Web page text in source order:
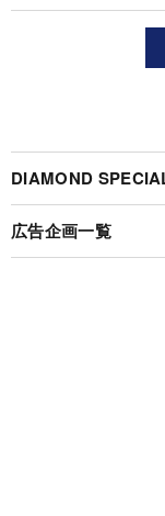
DIAMOND
広告企画一覧